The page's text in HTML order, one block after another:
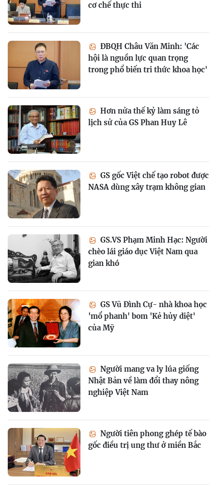
cơ chế thực thi
ĐBQH Châu Văn Minh: 'Các
hội là nguồn lực quan trọng
trong phổ biến tri thức khoa học'
Hơn nửa thế kỷ làm sáng tỏ
lịch sử của GS Phan Huy Lê
GS gốc Việt chế tạo robot được
NASA dùng xây trạm không gian
GS.VS Phạm Minh Hạc: Người
chèo lái giáo dục Việt Nam qua
gian khó
GS Vũ Đình Cự- nhà khoa học
'mổ phanh' bom 'Kẻ hủy diệt'
của Mỹ
Người mang va ly lúa giống
Nhật Bản về làm đổi thay nông
nghiệp Việt Nam
Người tiên phong ghép tế bào
gốc điều trị ung thư ở miền Bắc